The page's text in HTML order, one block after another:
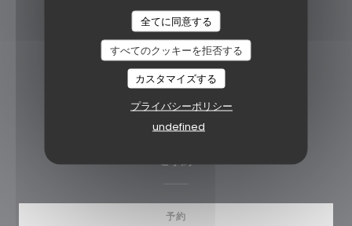
全てに同意する
すべてのクッキーを拒否する
カスタマイズする
プライバシーポリシー
undefined
La Cantina Liège
Rue St Denis 2 4000 Liège
04 221 35 35
cantinaliege@gmail.com
ご予約
予約